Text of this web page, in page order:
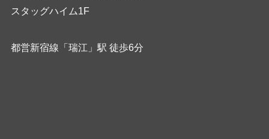
スタッグハイム1F
都営新宿線「瑞江」駅 徒歩6分